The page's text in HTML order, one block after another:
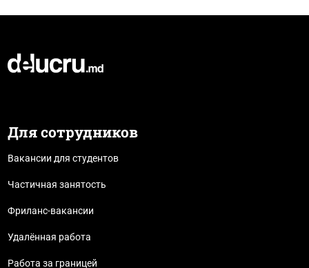
Для сотрудников
Вакансии для студентов
Частичная занятость
Фриланс-вакансии
Удалённая работа
Работа за границей